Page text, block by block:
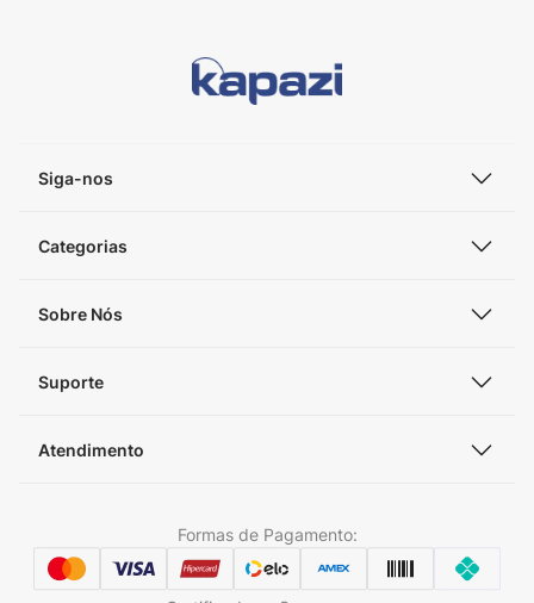
Siga-nos
Categorias
Sobre Nós
Suporte
Atendimento
Formas de Pagamento: